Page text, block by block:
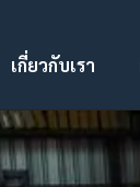
เกี่ยวกับเรา